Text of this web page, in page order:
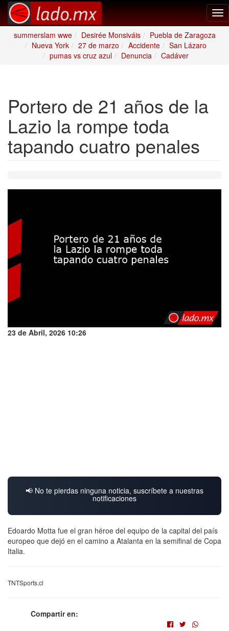
summerslam wwe
Desirée Monsiváis
Puebla de Zaragoza
Nueva York
27 de marzo Accidente
San Lázaro
pumas vs cruz azul
Denuncia Cadáver
Portero de 21 años de la
Lazio la rompe toda
tapando cuatro penales
23 de Abril, 2026 10:26
📢 No te pierdas ninguna noticia, suscríbete a nuestras
notificaciones
Edoardo Motta fue el gran héroe del equipo de la capital del país
europeo que dejó en el camino a Atalanta en la semifinal de Copa
Italia.
TNTSports.cl
Compartir en: